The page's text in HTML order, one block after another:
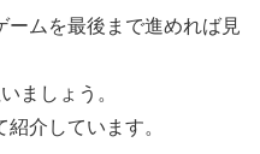
ームを最後まで進めれば見
ましょう。
介しています。